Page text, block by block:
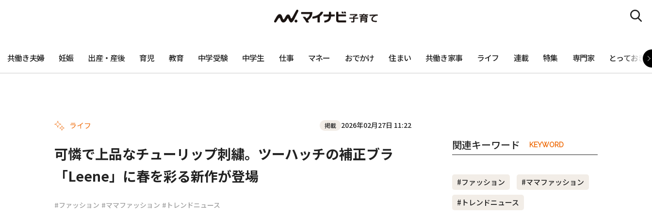
共働き夫婦 妊娠 出産・産後 育児 教育 中学受験 中学生 仕事 マネー おでかけ 住まい 共働き家事 ライフ 連載 特集 専門家 とっておき
ライフ 掲載 2026年02月27日 11:22
可憐で上品なチューリップ刺繍。ツーハッチの補正ブラ
「Leene」に春を彩る新作が登場
#ファッション #ママファッション #トレンドニュース
関連キーワード KEYWORD
#ファッション
#ママファッション
#トレンドニュース